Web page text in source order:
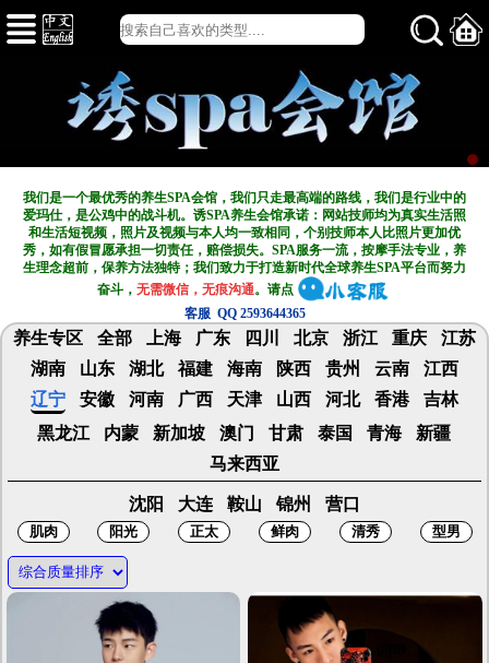
我们是一个最优秀的养生SPA会馆，我们只走最高端的路线，我们是行业中的
爱玛仕，是公鸡中的战斗机。诱SPA养生会馆承诺：网站技师均为真实生活照
和生活短视频，照片及视频与本人均一致相同，个别技师本人比照片更加优
秀，如有假冒愿承担一切责任，赔偿损失。SPA服务一流，按摩手法专业，养
生理念超前，保养方法独特；我们致力于打造新时代全球养生SPA平台而努力
奋斗，无需微信，无痕沟通。请点
客服 QQ 2593644365
养生专区 全部 上海 广东 四川 北京 浙江 重庆
江苏
湖南
山东 湖北 福建 海南 陕西 贵州 云南
江西
辽宁
安徽 河南 广西 天津 山西 河北 香港
吉林
黑龙江
内蒙 新加坡 澳门 甘肃 泰国 青海
新疆
马来西亚
沈阳 大连 鞍山 锦州 营口